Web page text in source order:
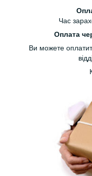
Час
Оплата
Ви можете